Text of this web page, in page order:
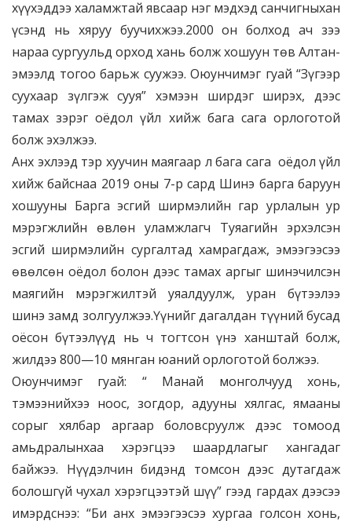
хүүхэддээ халамжтай явсаар нэг мэдхэд санчигныхан
үсэнд нь хяруу буучихжээ.2000 он болход ач зээ
нараа сургуульд орход хань болж хошуун төв Алтан-
эмээлд тогоо барьж суужээ. Оюунчимэг гуай “Зүгээр
суухаар зүлгэж сууя” хэмээн ширдэг ширэх, дээс
тамах зэрэг оёдол үйл хийж бага сага орлоготой
болж эхэлжээ.
Анх эхлээд тэр хуучин маягаар л бага сага оёдол үйл
хийж байснаа 2019 оны 7-р сард Шинэ барга баруун
хошууны Барга эсгий ширмэлийн гар урлалын ур
мэрэгжлийн өвлөн уламжлагч Туяагийн эрхэлсэн
эсгий ширмэлийн сургалтад хамрагдаж, эмээгээсээ
өвөлсөн оёдол болон дээс тамах аргыг шинэчилсэн
маягийн мэрэгжилтэй уяалдуулж, уран бүтээлээ
шинэ замд золгуулжээ.Үүнийг дагалдан түүний бусад
оёсон бүтээлүүд нь ч тогтсон үнэ ханштай болж,
жилдээ 800—10 мянган юаний орлоготой болжээ.
Оюунчимэг гуай: “ Манай монголчууд хонь,
тэмээнийхээ ноос, зогдор, адууны хялгас, ямааны
сорыг хялбар аргаар боловсруулж дээс томоод
амьдралынхаа хэрэгцээ шаардлагыг хангадаг
байжээ. Нүүдэлчин бидэнд томсон дээс дутагдаж
болошгүй чухал хэрэгцээтэй шүү” гээд гардах дээсээ
имэрдснээ: “Би анх эмээгээсээ хургаа голсон хонь,